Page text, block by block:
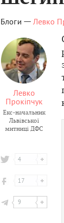
Блоги — Левко
Левко
Прокіпчук
Екс-начальник
Львівської
митниці ДФС
4
17
9